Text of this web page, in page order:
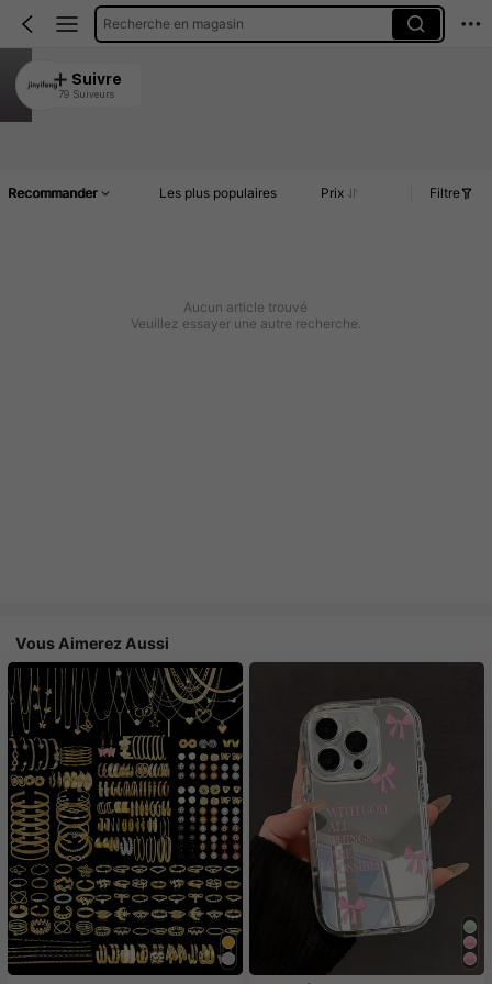
Recherche en magasin
jinyifeng
4.98
Suivre
79 Suiveurs
Recommander Les plus populaires Prix Filtre
Aucun article trouvé
Veuillez essayer une autre recherche.
Vous Aimerez Aussi